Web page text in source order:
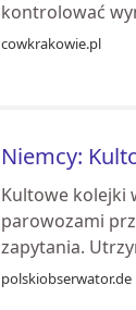
kontrolować
cowkrakowie.pl
Niemcy:
Kultowe kolejki
parowozami
zapytania.
polskiobserwator.de